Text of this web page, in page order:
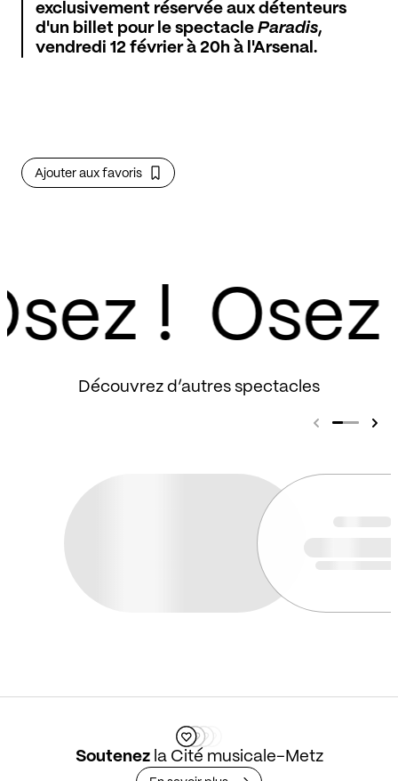
exclusivement réservée aux détenteurs
d'un billet pour le spectacle Paradis,
vendredi 12 février à 20h à l'Arsenal.
Ajouter aux favoris
!
Découvrez d’autres spectacles
Soutenezla Cité musicale-Metz